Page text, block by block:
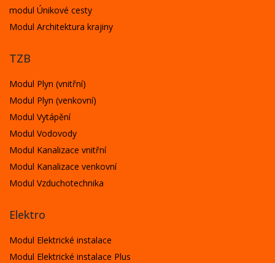
modul Únikové cesty
Modul Architektura krajiny
TZB
Modul Plyn (vnitřní)
Modul Plyn (venkovní)
Modul Vytápění
Modul Vodovody
Modul Kanalizace vnitřní
Modul Kanalizace venkovní
Modul Vzduchotechnika
Elektro
Modul Elektrické instalace
Modul Elektrické instalace Plus